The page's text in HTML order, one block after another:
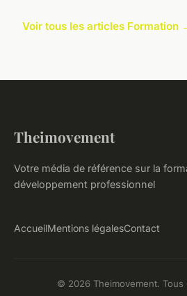
Voir tous les articles Formation
Theimovement
Votre média de référence sur la
développement professionnel
AccueilMentions légalesContact
© 2026 Theimovement. Tous